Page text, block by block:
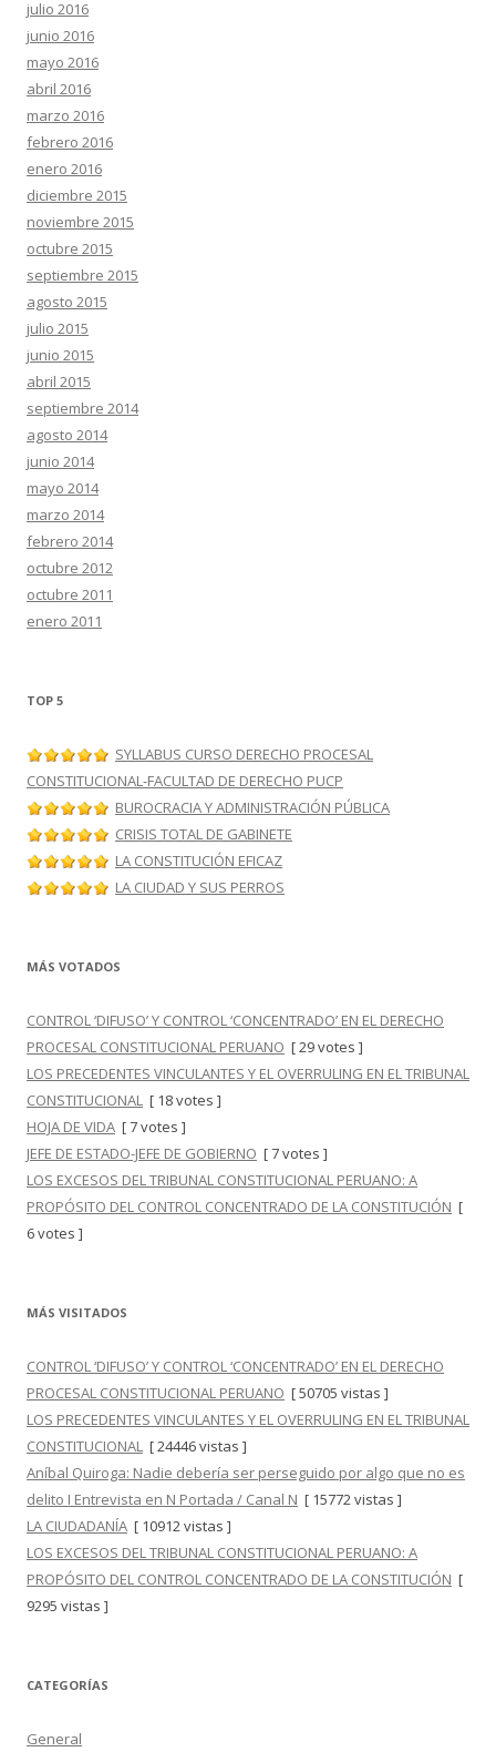
julio 2016
junio 2016
mayo 2016
abril 2016
marzo 2016
febrero 2016
enero 2016
diciembre 2015
noviembre 2015
octubre 2015
septiembre 2015
agosto 2015
julio 2015
junio 2015
abril 2015
septiembre 2014
agosto 2014
junio 2014
mayo 2014
marzo 2014
febrero 2014
octubre 2012
octubre 2011
enero 2011
TOP 5
SYLLABUS CURSO DERECHO PROCESAL
CONSTITUCIONAL-FACULTAD DE DERECHO PUCP
BUROCRACIA Y ADMINISTRACIÓN PÚBLICA
CRISIS TOTAL DE GABINETE
LA CONSTITUCIÓN EFICAZ
LA CIUDAD Y SUS PERROS
MÁS VOTADOS
CONTROL ‘DIFUSO’ Y CONTROL ‘CONCENTRADO’ EN EL DERECHO
PROCESAL CONSTITUCIONAL PERUANO [ 29 votes ]
LOS PRECEDENTES VINCULANTES Y EL OVERRULING EN EL TRIBUNAL
CONSTITUCIONAL [ 18 votes ]
HOJA DE VIDA [ 7 votes ]
JEFE DE ESTADO-JEFE DE GOBIERNO [ 7 votes ]
LOS EXCESOS DEL TRIBUNAL CONSTITUCIONAL PERUANO: A
PROPÓSITO DEL CONTROL CONCENTRADO DE LA CONSTITUCIÓN [
6 votes ]
MÁS VISITADOS
CONTROL ‘DIFUSO’ Y CONTROL ‘CONCENTRADO’ EN EL DERECHO
PROCESAL CONSTITUCIONAL PERUANO [ 50705 vistas ]
LOS PRECEDENTES VINCULANTES Y EL OVERRULING EN EL TRIBUNAL
CONSTITUCIONAL [ 24446 vistas ]
Aníbal Quiroga: Nadie debería ser perseguido por algo que no es
delito I Entrevista en N Portada / Canal N [ 15772 vistas ]
LA CIUDADANÍA [ 10912 vistas ]
LOS EXCESOS DEL TRIBUNAL CONSTITUCIONAL PERUANO: A
PROPÓSITO DEL CONTROL CONCENTRADO DE LA CONSTITUCIÓN [
9295 vistas ]
CATEGORÍAS
General